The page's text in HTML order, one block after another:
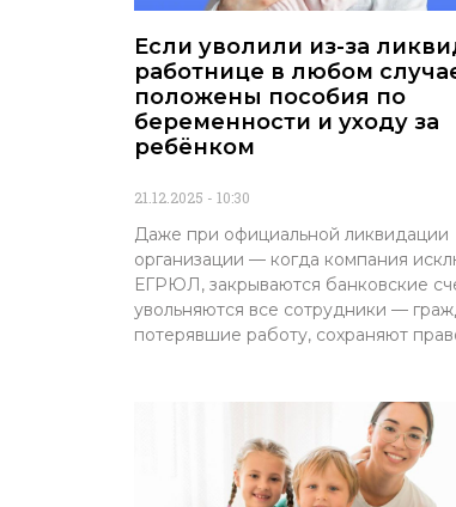
Если уволили из-за
работнице в любом
положены пособия по
беременности и уходу за
ребёнком
21.12.2025 10:30
Даже при официальной ликвидации
организации — когда компания
ЕГРЮЛ, закрываются банковские
увольняются все сотрудники —
потерявшие работу, сохраняют